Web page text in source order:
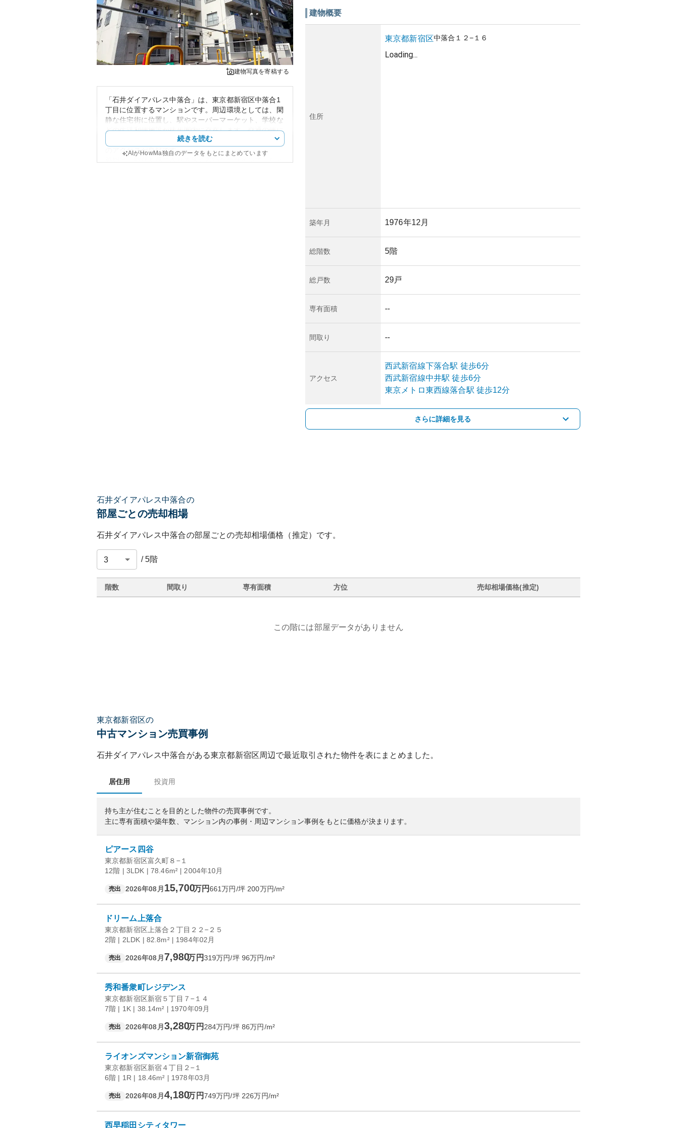
建物写真を寄稿する
「石井ダイアパレス中落合」は、東京都新宿区中落合1
丁目に位置するマンションです。周辺環境としては、閑
静な住宅街に位置し、駅やスーパーマーケット、学校な
どの生活利便施設が徒歩圏内に存在します。交通の便に
も優れ、複数の電車路線を利用できるため、都内各地へ
のアクセスが良好です。
続きを読む
AIがHowMa独自のデータをもとにまとめています
建物概要
住所
東京都新宿区中落合 １２−１６
Loading...
築年月 1976年12月
総階数 5階
総戸数 29戸
専有面積 --
間取り --
アクセス
西武新宿線下落合駅 徒歩6分
西武新宿線中井駅 徒歩6分
東京メトロ東西線落合駅 徒歩12分
さらに詳細を見る
石井ダイアパレス中落合の
部屋ごとの売却相場
石井ダイアパレス中落合の部屋ごとの売却相場価格（推定）です。
/5階
階数 間取り 専有面積 方位 売却相場価格(推定)
この階には部屋データがありません
東京都新宿区の
中古マンション売買事例
石井ダイアパレス中落合がある東京都新宿区周辺で最近取引された物件を表にまとめました。
居住用 投資用
持ち主が住むことを目的とした物件の売買事例です。
主に専有面積や築年数、マンション内の事例・周辺マンション事例をもとに価格が決まります。
ピアース四谷
東京都新宿区富久町８−１
12階 | 3LDK | 78.46m² | 2004年10月
売出 2026年08月 15,700万円661万円/坪 200万円/m²
ドリーム上落合
東京都新宿区上落合２丁目２２−２５
2階 | 2LDK | 82.8m² | 1984年02月
売出 2026年08月 7,980万円319万円/坪 96万円/m²
秀和番衆町レジデンス
東京都新宿区新宿５丁目７−１４
7階 | 1K | 38.14m² | 1970年09月
売出 2026年08月 3,280万円 284万円/坪 86万円/m²
ライオンズマンション新宿御苑
東京都新宿区新宿４丁目２−１
6階 | 1R | 18.46m² | 1978年03月
売出 2026年08月 4,180万円749万円/坪 226万円/m²
西早稲田シティタワー